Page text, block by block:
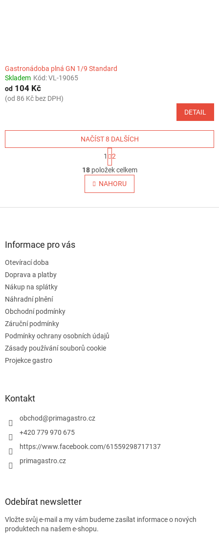
Gastronádoba plná GN 1/9 Standard
Skladem Kód:VL-19065
od 104 Kč
(od 86 Kč bez DPH)
DETAIL
O
v
l
á
u
NAČÍST 8 DALŠÍCH
S
t
r
á
n
k
v
1
2
18položek celkem
NAHORU
Informace pro vás
Otevírací doba
Doprava a platby
Nákup na splátky
Náhradní plnění
Obchodní podmínky
Záruční podmínky
Podmínky ochrany osobních údajů
Zásady používání souborů cookie
Projekce gastro
Kontakt
obchod@primagastro.cz
+420 779 970 675
https://www.facebook.com/61559298717137
primagastro.cz
Odebírat newsletter
Vložte svůj e-mail a my vám budeme zasílat informace o nových
produktech na našem e-shopu.